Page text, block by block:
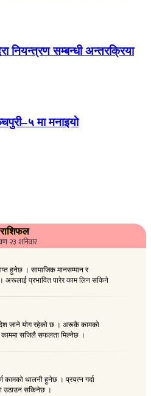
नियन्त्रण सम्बन्धी अन्तरक्रिया
मा मनाइयाे